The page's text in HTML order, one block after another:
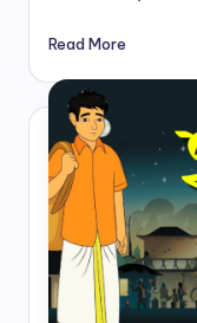
Read More